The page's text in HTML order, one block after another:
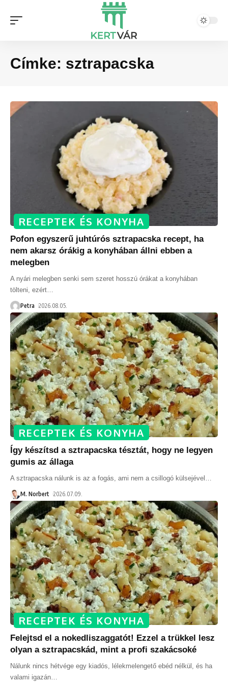
Címke: sztrapacska
RECEPTEK ÉS KONYHA
Pofon egyszerű juhtúrós sztrapacska recept, ha
nem akarsz órákig a konyhában állni ebben a
melegben
A nyári melegben senki sem szeret hosszú órákat a konyhában
tölteni, ezért
Petra 2026.08.05.
RECEPTEK ÉS KONYHA
Így készítsd a sztrapacska tésztát, hogy ne legyen
gumis az állaga
A sztrapacska nálunk is az a fogás, ami nem a csillogó külsejével
M. Norbert 2026.07.09.
RECEPTEK ÉS KONYHA
Felejtsd el a nokedliszaggatót! Ezzel a trükkel lesz
olyan a sztrapacskád, mint a profi szakácsoké
Nálunk nincs hétvége egy kiadós, lélekmelengető ebéd nélkül, és ha
valami igazán…